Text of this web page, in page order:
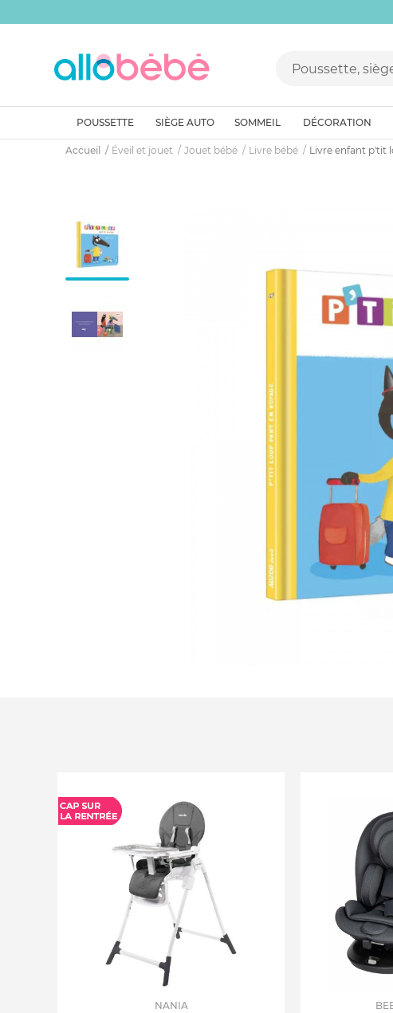
POUSSETTE SIÈGE AUTO SOMMEIL DÉCORATION
Accueil Éveil et jouet Jouet bébé Livre bébé Livre enfant p'tit
NANIA